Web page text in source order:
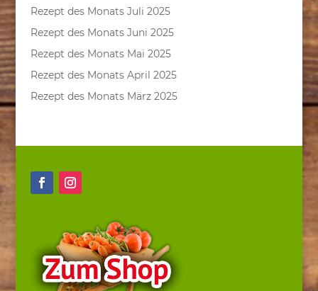
Rezept des Monats Juli 2025
Rezept des Monats Juni 2025
Rezept des Monats Mai 2025
Rezept des Monats April 2025
Rezept des Monats März 2025